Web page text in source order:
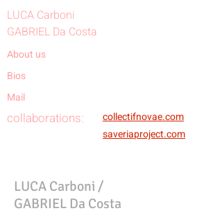
LUCA Carboni
GABRIEL Da Costa
About us
Bios
Mail
collaborations:
collectifnovae.com
saveriaproject.com
LUCA Carboni /
GABRIEL Da Costa